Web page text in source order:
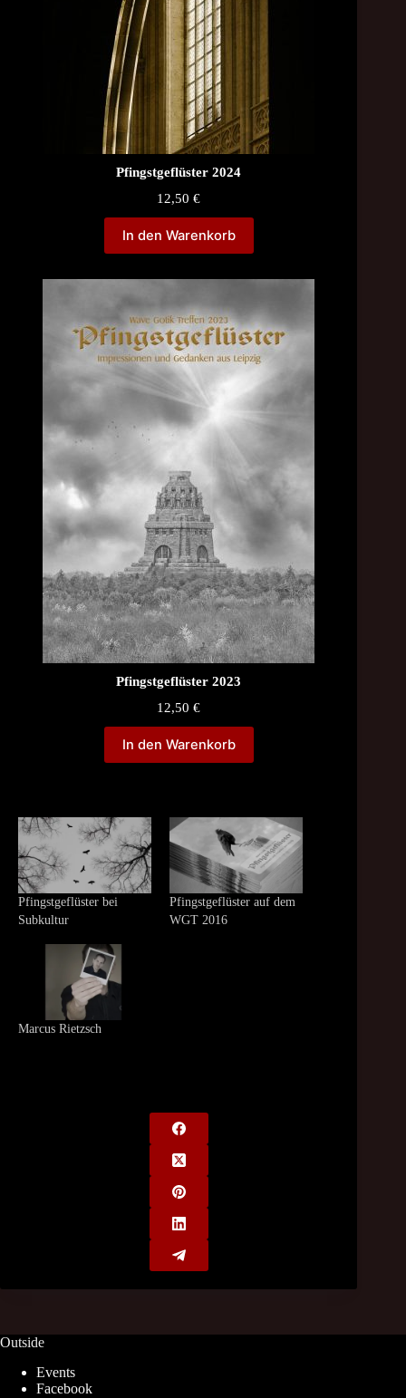
Pfingstgeflüster 2024
12,50€
In den Warenkorb
Pfingstgeflüster 2023
12,50€
In den Warenkorb
Pfingstgeflüster bei
Subkultur
Pfingstgeflüster auf dem
WGT 2016
Marcus Rietzsch
Outside
Events
Facebook